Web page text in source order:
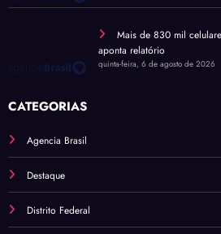
Mais de 830 mil
aponta relatório
quinta-feira, 6 de agosto de 2026
CATEGORIAS
Agencia Brasil
Destaque
Distrito Federal